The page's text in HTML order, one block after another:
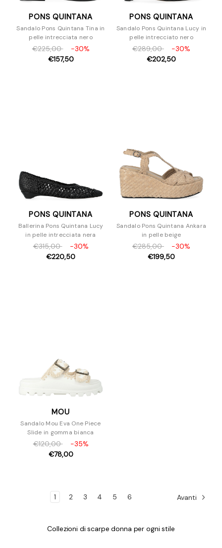
PONS QUINTANA
Sandalo Pons Quintana Tina in
pelle intrecciata nero
€225,00
-30%
€157,50
PONS QUINTANA
Sandalo Pons Quintana Lucy in
pelle intrecciato nero
€289,00
-30%
€202,50
PONS QUINTANA
Ballerina Pons Quintana Lucy
in pelle intrecciata nera
€315,00
-30%
€220,50
PONS QUINTANA
Sandalo Pons Quintana Ankara
in pelle beige
€285,00
-30%
€199,50
MOU
Sandalo Mou Eva One Piece
Slide in gomma bianca
€120,00
-35%
€78,00
1 2 3 4 5 6 Avanti
Collezioni di scarpe donna per ogni stile